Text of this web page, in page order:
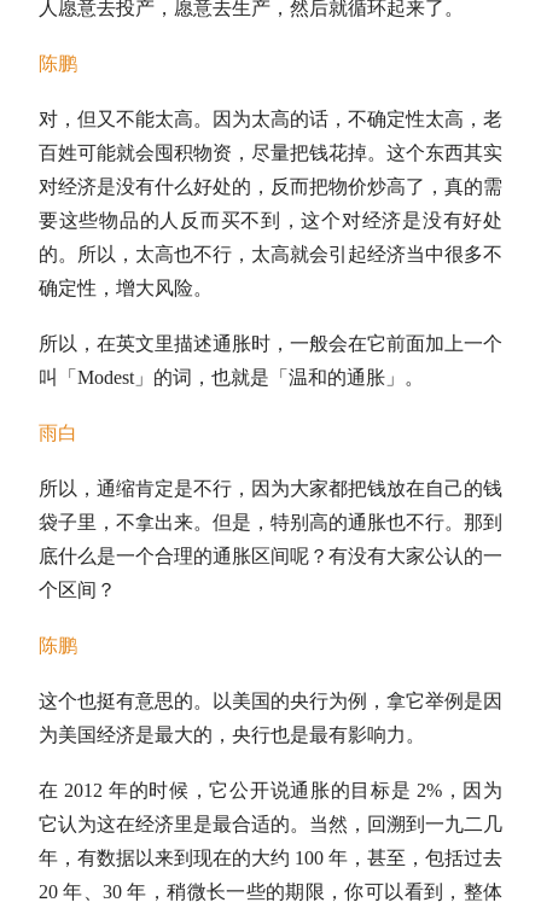
人愿意去投产，愿意去生产，然后就循环起来了。
陈鹏
对，但又不能太高。因为太高的话，不确定性太高，老
百姓可能就会囤积物资，尽量把钱花掉。这个东西其实
对经济是没有什么好处的，反而把物价炒高了，真的需
要这些物品的人反而买不到，这个对经济是没有好处
的。所以，太高也不行，太高就会引起经济当中很多不
确定性，增大风险。
所以，在英文里描述通胀时，一般会在它前面加上一个
叫「Modest」的词，也就是「温和的通胀」。
雨白
所以，通缩肯定是不行，因为大家都把钱放在自己的钱
袋子里，不拿出来。但是，特别高的通胀也不行。那到
底什么是一个合理的通胀区间呢？有没有大家公认的一
个区间？
陈鹏
这个也挺有意思的。以美国的央行为例，拿它举例是因
为美国经济是最大的，央行也是最有影响力。
在 2012 年的时候，它公开说通胀的目标是 2%，因为
它认为这在经济里是最合适的。当然，回溯到一九二几
年，有数据以来到现在的大约 100 年，甚至，包括过去
20 年、30 年，稍微长一些的期限，你可以看到，整体